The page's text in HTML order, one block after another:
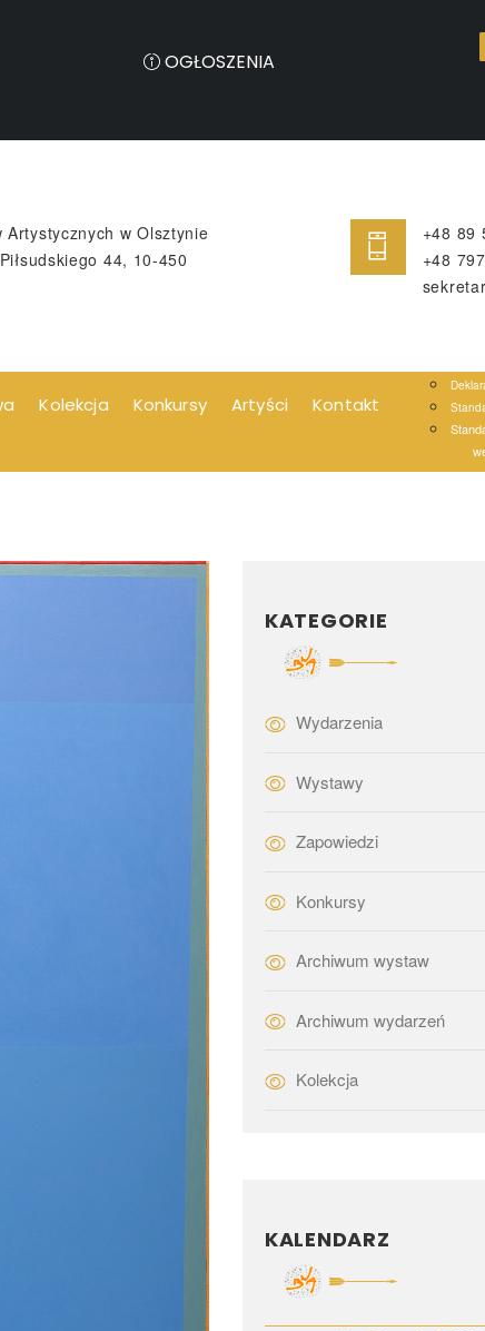
OGŁOSZENIA
Artystycznych w Olsztynie
44, 10-450
+48 89
+48
Kolekcja Konkursy Artyści Kontakt
KATEGORIE
Wydarzenia
Wystawy
Zapowiedzi
Konkursy
Archiwum wystaw
Archiwum wydarzeń
Kolekcja
KALENDARZ